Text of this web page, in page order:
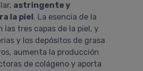
astringente y
la piel. La esencia de la
las tres capas de la piel, y
y los depósitos de grasa
aumenta la producción
de colágeno y aporta